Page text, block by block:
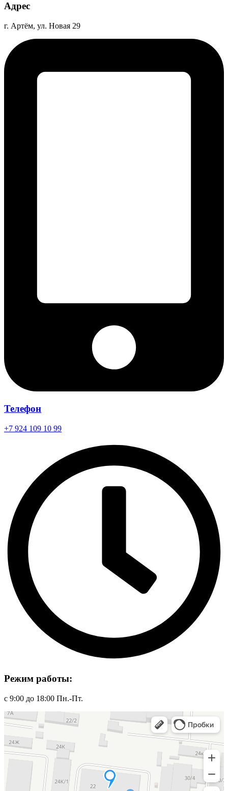
Адрес
г. Артём, ул. Новая 29
Телефон
+7 924 109 10 99
Режим работы:
с 9:00 до 18:00 Пн.-Пт.